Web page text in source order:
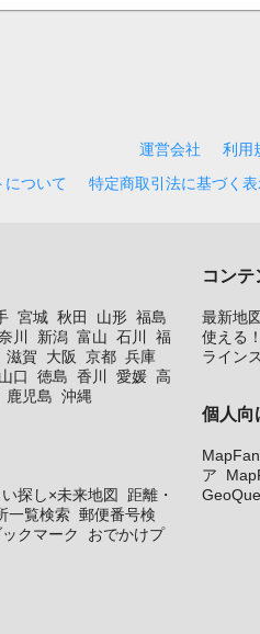
運営会社 利用
について
特定商取引法に基づく
宮城 秋田 山形 福島
川 新潟 富山 石川
福
滋賀 大阪 京都 兵庫
山口 徳島 香川 愛媛 高
鹿児島 沖縄
探し×未来地図
距離・
一覧検索 郵便番号検
クマーク
おでかけプ
コンテ
最新地
使える
ライン
個人向
ア